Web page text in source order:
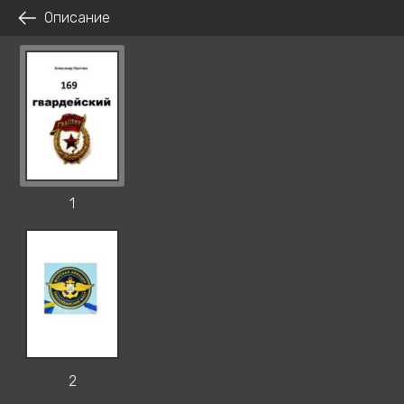
Описание
1
2